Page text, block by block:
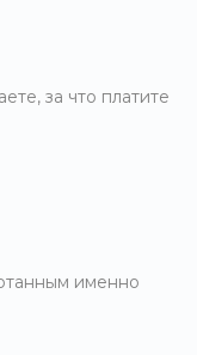
за что платите
именно